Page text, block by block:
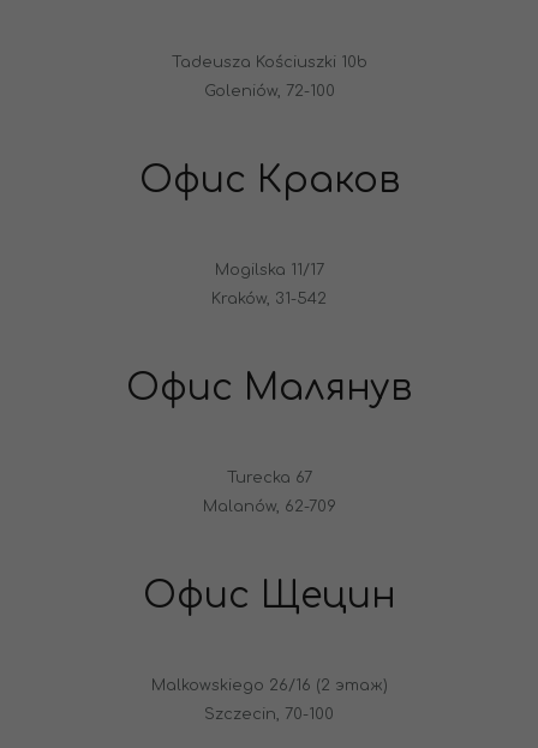
Tadeusza Kościuszki 10b
Goleniów, 72-100
Офис Краков
Mogilska 11/17
Kraków, 31-542
Офис Малянув
Turecka 67
Malanów, 62-709
Офис Щецин
Malkowskiego 26/16 (2 этаж)
Szczecin, 70-100